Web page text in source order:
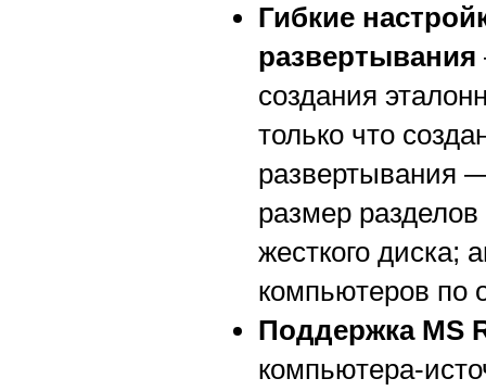
Гибкие
развертывания
создания
только что
развертывания
размер
жесткого диска;
компьютеров по
Поддержка MS
компьютера-